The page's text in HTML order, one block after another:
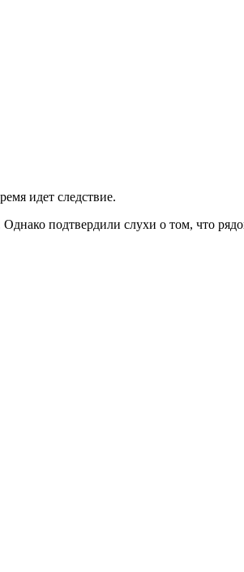
идет следствие.
Однако подтвердили слухи о том, что